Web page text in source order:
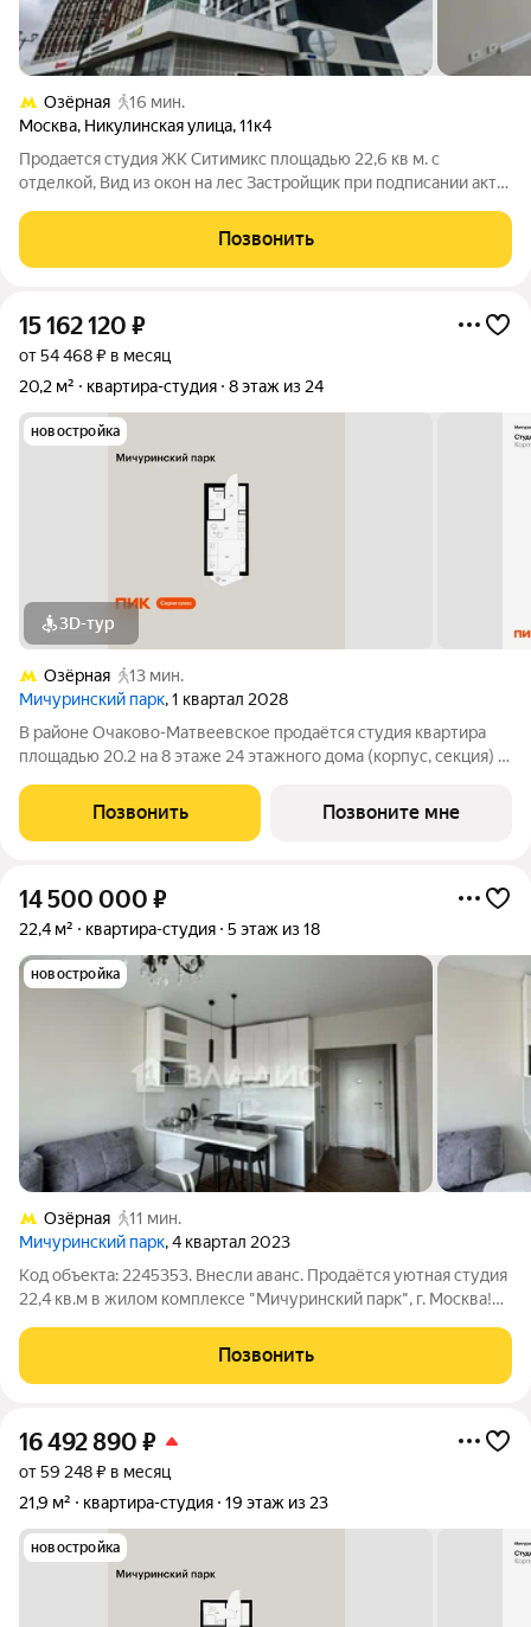
Озёрная
16 мин.
Москва, Никулинская улица,11к4
Продaeтcя cтудия ЖК Cитимикс площадью 22,6 кв м. с
отделкой, Вид из окон на лес Зacтpoйщик при подписании акта
Полная стоимость в договоре. Полная стoимocть в догoвoре.
Арт. 138771034
Позвонить
15 162 120 ₽
от 54 468 ₽ в месяц
20,2 м²
квартира-студия 8 этаж из 24
новостройка
3D-тур
Озёрная
13 мин.
Мичуринский парк, 1 квартал 2028
В районе Очаково-Матвеевское продаётся студия квартира
площадью 20.2 на 8 этаже 24 этажного дома (корпус, секция) в
минут пешком до станции метро «Озёрная». 3 минуты на
автомобиле до МКАД и 20
Позвонить Позвоните мне
14 500 000 ₽
22,4 м² квартира-студия 5 этаж из 18
новостройка
Озёрная
11 мин.
Мичуринский парк, 4 квартал 2023
Код объекта: 2245353. Внесли аванс. Продаётся уютная студия
22,4 кв.м в жилом комплексе "Мичуринский парк", г. Москва!
транспортная доступность: удобный выезд на МКАД, рядом
Мичуринский проспект
Позвонить
16 492 890 ₽
от 59 248 ₽ в месяц
21,9 м²
квартира-студия 19 этаж из 23
новостройка